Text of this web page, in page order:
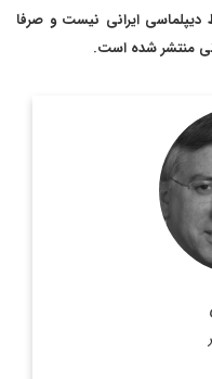
ایرانی نیست و صرفا
منتشر شده است.
اصلی جنگ عراق در دوران
این مورد ...